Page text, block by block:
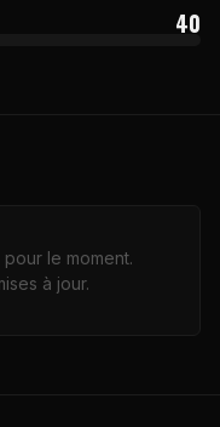
40
le moment.
à jour.